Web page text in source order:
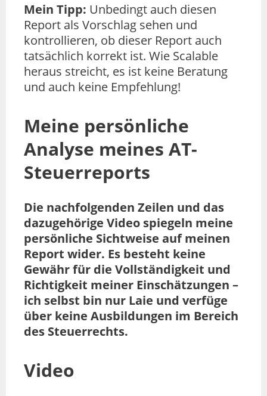
Mein Tipp: Unbedingt auch diesen
Report als Vorschlag sehen und
kontrollieren, ob dieser Report auch
tatsächlich korrekt ist. Wie Scalable
heraus streicht, es ist keine Beratung
und auch keine Empfehlung!
Meine persönliche
Analyse meines AT-
Steuerreports
Die nachfolgenden Zeilen und das
dazugehörige Video spiegeln meine
persönliche Sichtweise auf meinen
Report wider. Es besteht keine
Gewähr für die Vollständigkeit und
Richtigkeit meiner Einschätzungen –
ich selbst bin nur Laie und verfüge
über keine Ausbildungen im Bereich
des Steuerrechts.
Video